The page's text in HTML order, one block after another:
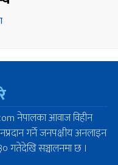
नेपालका आवाज विहीन
गर्ने जनपक्षीय अनलाइन
गतेदेखि सञ्चालनमा छ ।